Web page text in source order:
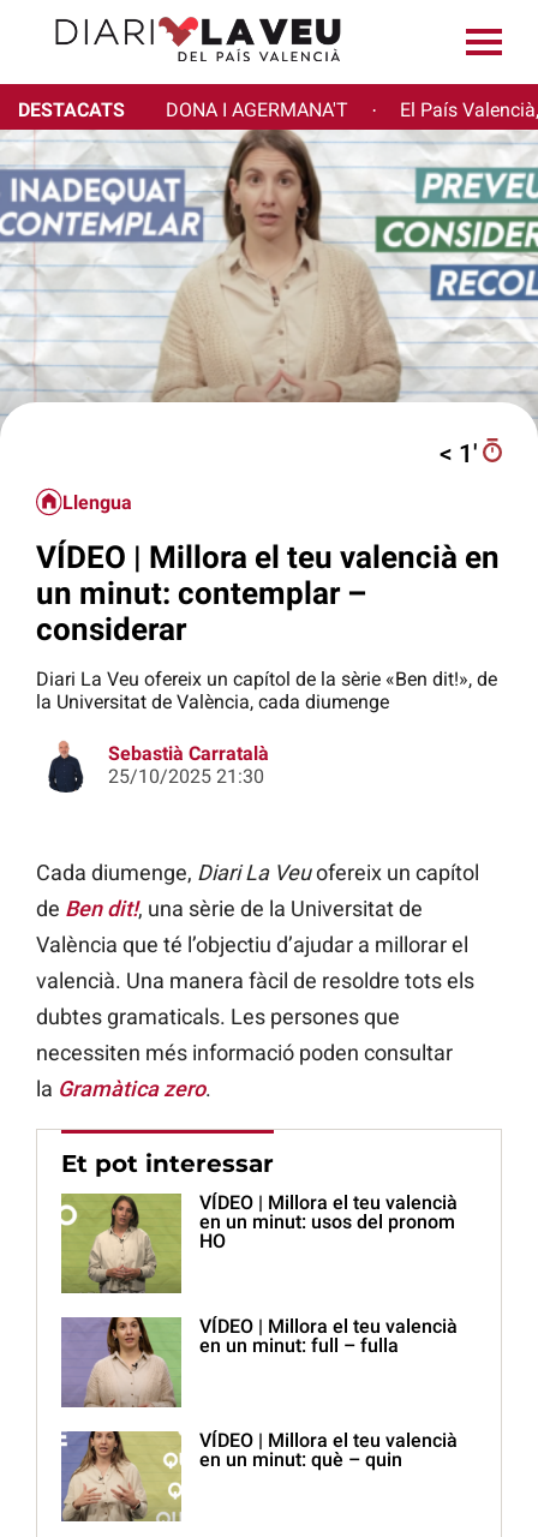
DESTACATS DONA I AGERMANA'T · El País
< 1′
Llengua
VÍDEO | Millora el teu valencià en
un minut: contemplar –
considerar
Diari La Veu ofereix un capítol de la sèrie «Ben dit!», de
la Universitat de València, cada diumenge
Sebastià Carratalà
25/10/2025 21:30
Cada diumenge, Diari La Veuofereix un capítol
de Ben dit!, una sèrie de la Universitat de
València que té l’objectiu d’ajudar a millorar el
valencià. Una manera fàcil de resoldre tots els
dubtes gramaticals. Les persones que
necessiten més informació poden consultar
la Gramàtica zero.
Et pot interessar
VÍDEO | Millora el teu valencià
en un minut: usos del pronom
HO
VÍDEO | Millora el teu valencià
en un minut: full – fulla
VÍDEO | Millora el teu valencià
en un minut: què – quin